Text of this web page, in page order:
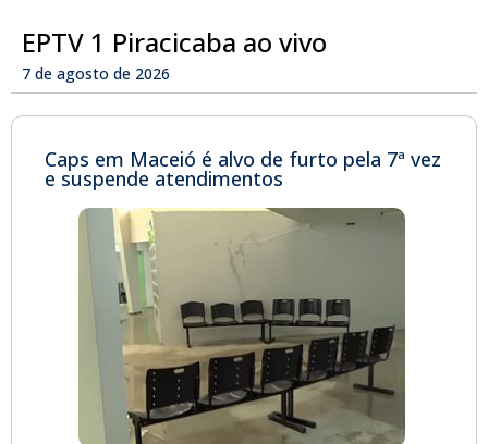
EPTV 1 Piracicaba ao vivo
7 de agosto de 2026
Caps em Maceió é alvo de furto pela 7ª vez
e suspende atendimentos